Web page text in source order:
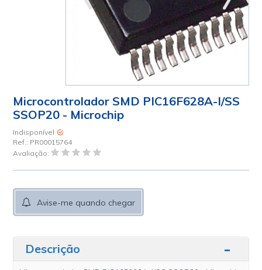
Microcontrolador SMD PIC16F628A-I/SS
SSOP20 - Microchip
Indisponível
Ref.: PR00015764
Avaliação:
Avise-me quando chegar
Descrição